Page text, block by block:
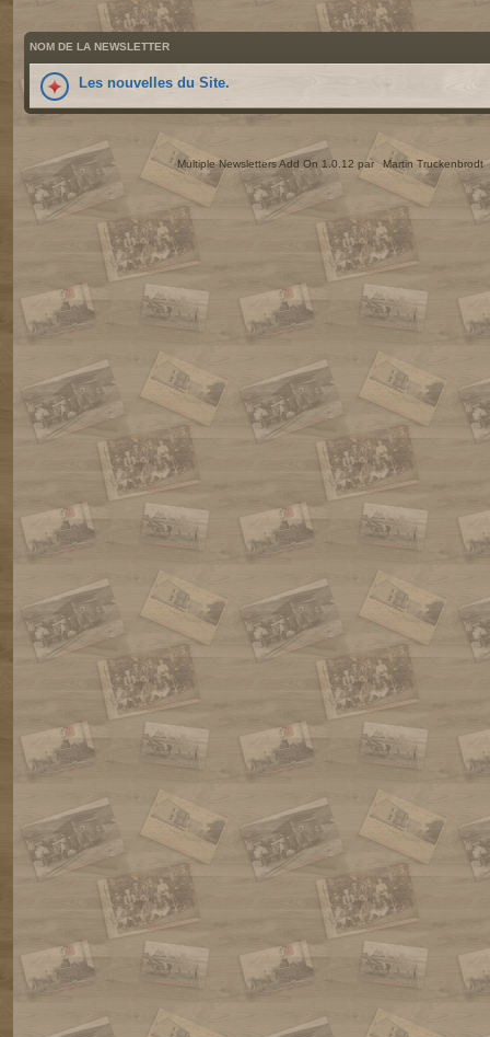
NOM DE LA NEWSLETTER
Les nouvelles du Site.
Multiple Newsletters Add On 1.0.12 par Martin Truckenbrodt